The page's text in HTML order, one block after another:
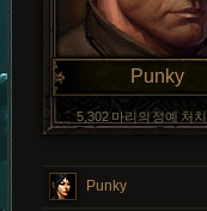
Punky
5,302 마리의 정예 처치
Punky